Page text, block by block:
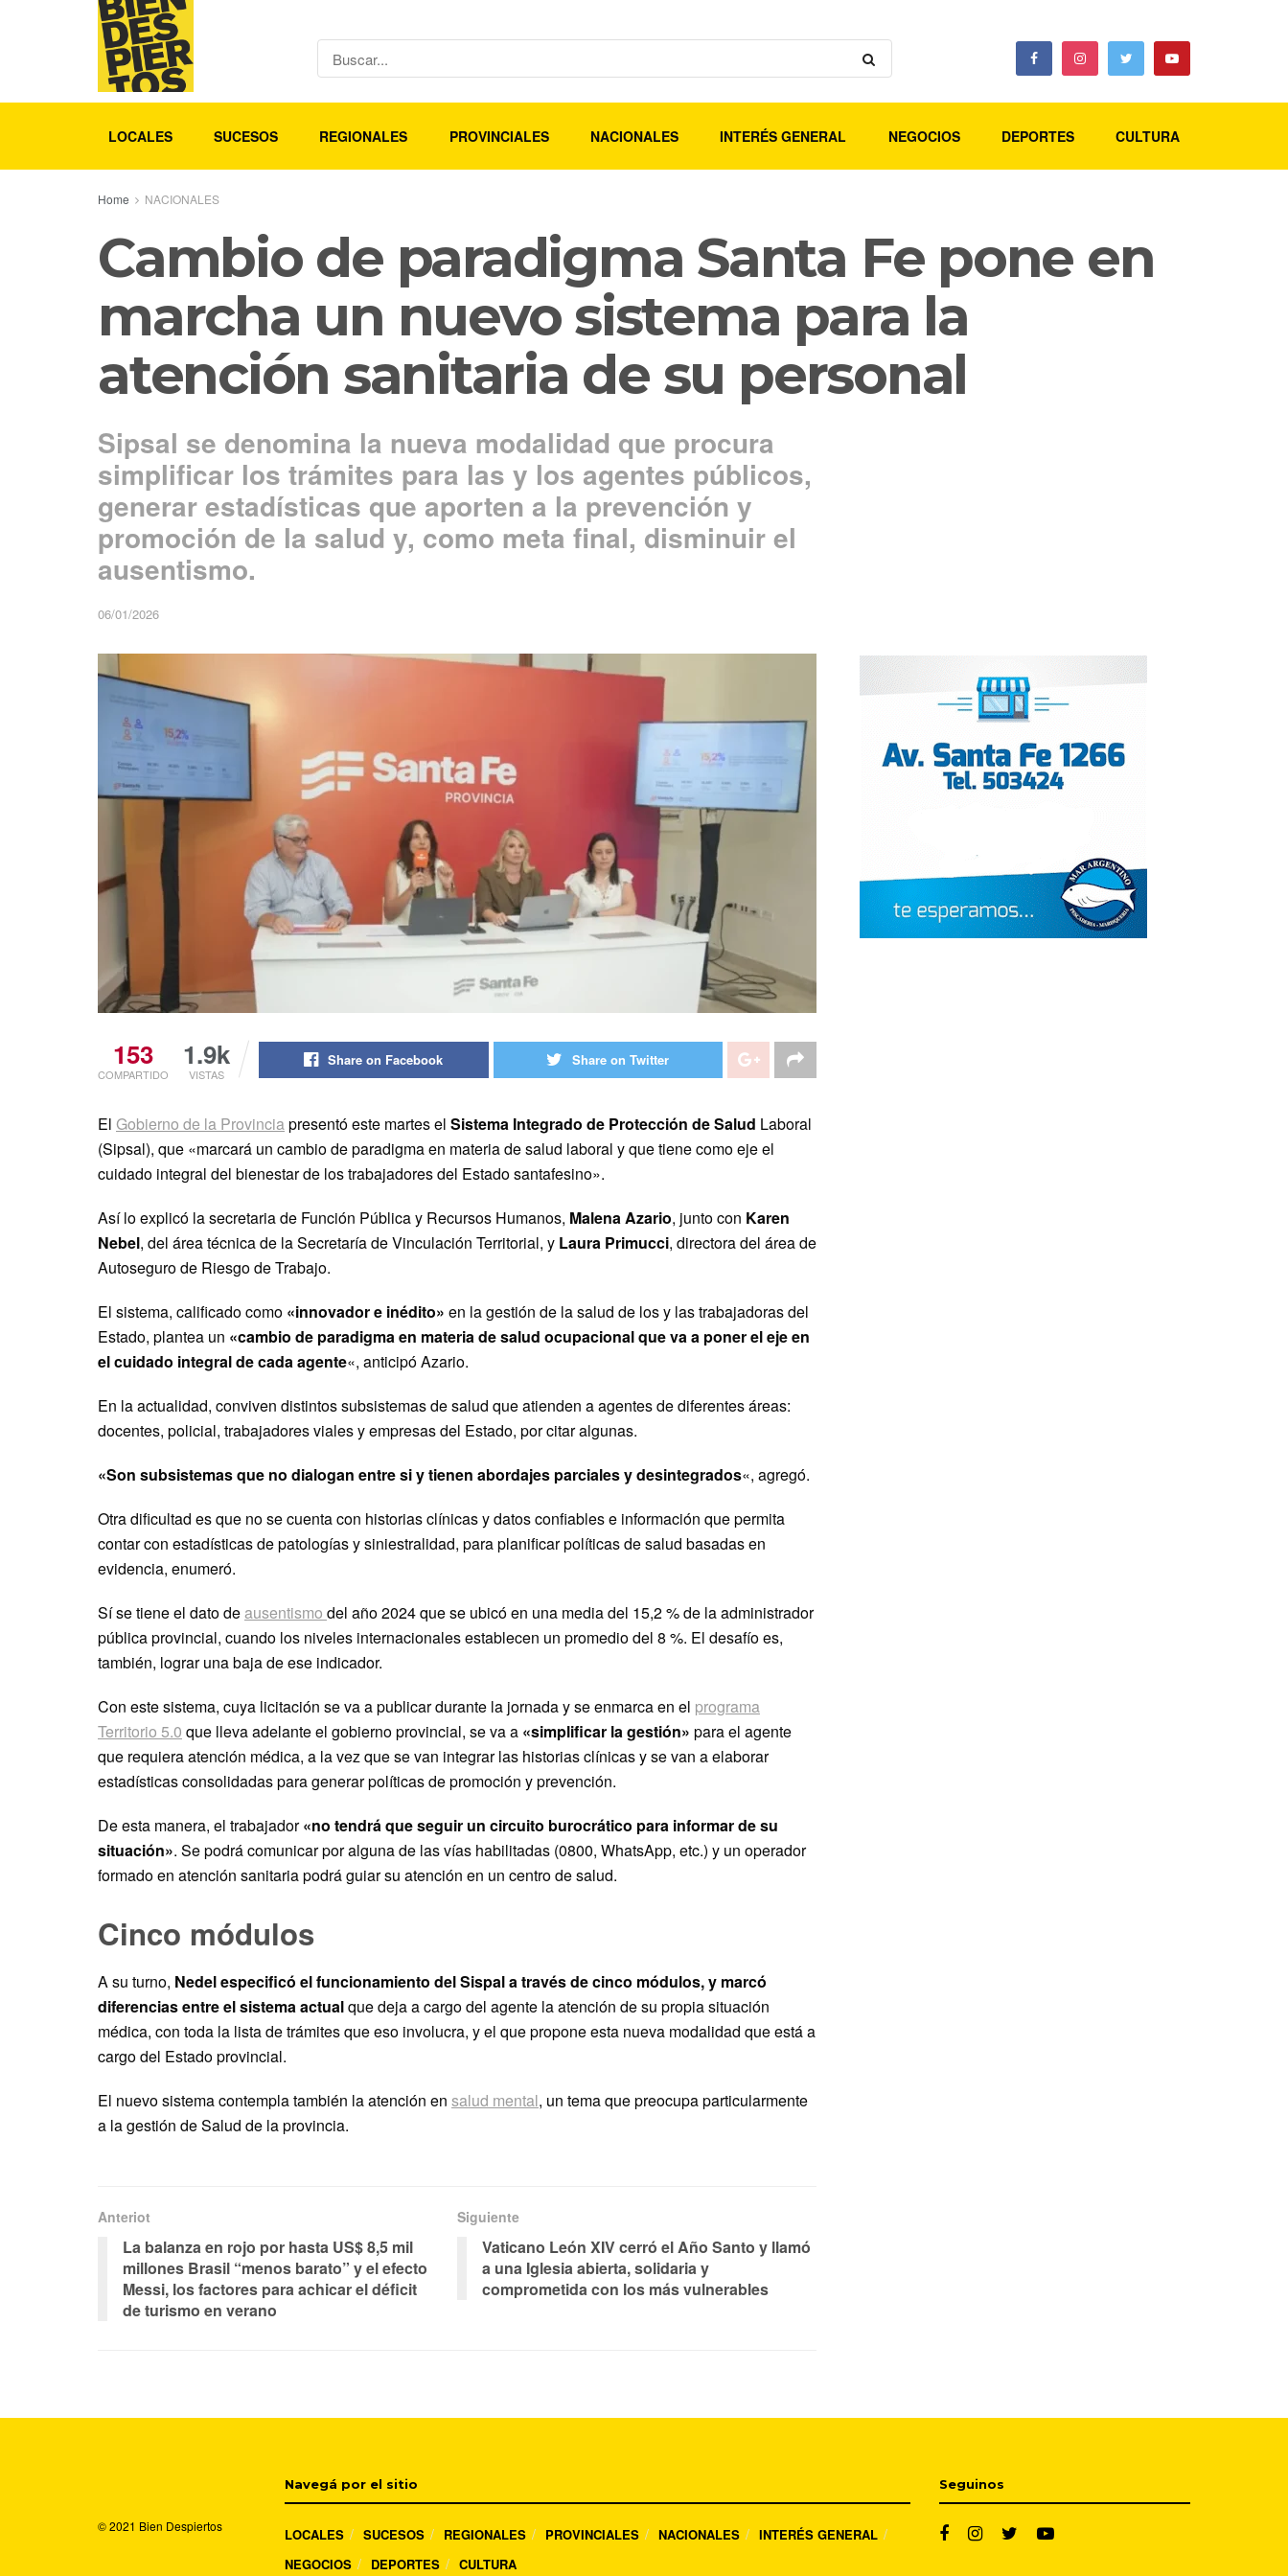
LOCALES SUCESOS REGIONALES PROVINCIALES NACIONALES INTERÉS GENERAL NEGOCIOS DEPORTES CULTURA
Home NACIONALES
Cambio de paradigma Santa Fe pone en
marcha un nuevo sistema para la
atención sanitaria de su personal
Sipsal se denomina la nueva modalidad que procura
simplificar los trámites para las y los agentes públicos,
generar estadísticas que aporten a la prevención y
promoción de la salud y, como meta final, disminuir el
ausentismo.
06/01/2026
153
COMPARTIDO
1.9k
VISTAS
Share on Facebook Share on Twitter
El Gobierno de la Provinciapresentó este martes el Sistema Integrado de Protección de Salud Laboral
(Sipsal), que «marcará un cambio de paradigma en materia de salud laboral y que tiene como eje el
cuidado integral del bienestar de los trabajadores del Estado santafesino».
Así lo explicó la secretaria de Función Pública y Recursos Humanos, Malena Azario, junto con Karen
Nebel, del área técnica de la Secretaría de Vinculación Territorial, y Laura Primucci, directora del área de
Autoseguro de Riesgo de Trabajo.
El sistema, calificado como «innovador e inédito» en la gestión de la salud de los y las trabajadoras del
Estado, plantea un «cambio de paradigma en materia de salud ocupacional que va a poner el eje en
el cuidado integral de cada agente«, anticipó Azario.
En la actualidad, conviven distintos subsistemas de salud que atienden a agentes de diferentes áreas:
docentes, policial, trabajadores viales y empresas del Estado, por citar algunas.
«Son subsistemas que no dialogan entre si y tienen abordajes parciales y desintegrados«, agregó.
Otra dificultad es que no se cuenta con historias clínicas y datos confiables e información que permita
contar con estadísticas de patologías y siniestralidad, para planificar políticas de salud basadas en
evidencia, enumeró.
Sí se tiene el dato deausentismo del año 2024 que se ubicó en una media del 15,2 % de la administrador
pública provincial, cuando los niveles internacionales establecen un promedio del 8 %. El desafío es,
también, lograr una baja de ese indicador.
Con este sistema, cuya licitación se va a publicar durante la jornada y se enmarca en el programa
Territorio 5.0 que lleva adelante el gobierno provincial, se va a «simplificar la gestión» para el agente
que requiera atención médica, a la vez que se van integrar las historias clínicas y se van a elaborar
estadísticas consolidadas para generar políticas de promoción y prevención.
De esta manera, el trabajador«no tendrá que seguir un circuito burocrático para informar de su
situación». Se podrá comunicar por alguna de las vías habilitadas (0800, WhatsApp, etc.) y un operador
formado en atención sanitaria podrá guiar su atención en un centro de salud.
Cinco módulos
A su turno, Nedel especificó el funcionamiento del Sispal a través de cinco módulos, y marcó
diferencias entre el sistema actualque deja a cargo del agente la atención de su propia situación
médica, con toda la lista de trámites que eso involucra, y el que propone esta nueva modalidad que está a
cargo del Estado provincial.
El nuevo sistema contempla también la atención en salud mental, un tema que preocupa particularmente
a la gestión de Salud de la provincia.
Anteriot
La balanza en rojo por hasta US$ 8,5 mil
millones Brasil “menos barato” y el efecto
Messi, los factores para achicar el déficit
de turismo en verano
Siguiente
Vaticano León XIV cerró el Año Santo y llamó
a una Iglesia abierta, solidaria y
comprometida con los más vulnerables
© 2021 Bien Despiertos
Navegá por el sitio
LOCALES SUCESOS REGIONALES PROVINCIALES NACIONALES
INTERÉS GENERAL
NEGOCIOS
DEPORTES CULTURA
Seguinos